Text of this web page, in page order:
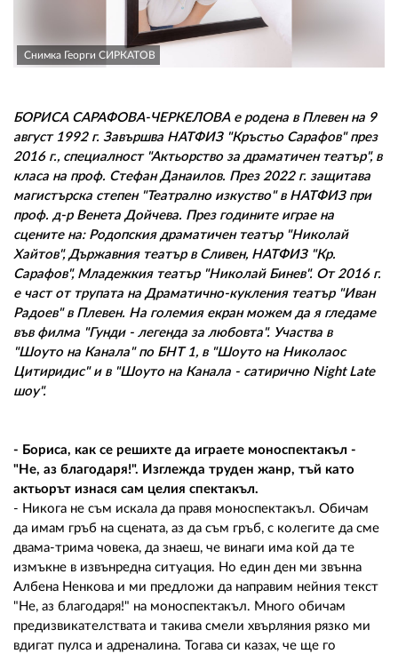
Снимка Георги СИРКАТОВ
БОРИСА САРАФОВА-ЧЕРКЕЛОВА е родена в Плевен на 9
август 1992 г. Завършва НАТФИЗ "Кръстьо Сарафов" през
2016 г., специалност "Актьорство за драматичен театър", в
класа на проф. Стефан Данаилов. През 2022 г. защитава
магистърска степен "Театрално изкуство" в НАТФИЗ при
проф. д-р Венета Дойчева. През годините играе на
сцените на: Родопския драматичен театър "Николай
Хайтов", Държавния театър в Сливен, НАТФИЗ "Кр.
Сарафов", Младежкия театър "Николай Бинев". От 2016 г.
е част от трупата на Драматично-кукления театър "Иван
Радоев" в Плевен. На големия екран можем да я гледаме
във филма "Гунди - легенда за любовта". Участва в
"Шоуто на Канала" по БНТ 1, в "Шоуто на Николаос
Цитиридис" и в "Шоуто на Канала - сатирично Night Late
шоу".
- Бориса, как се решихте да играете моноспектакъл -
"Не, аз благодаря!". Изглежда труден жанр, тъй като
актьорът изнася сам целия спектакъл.
- Никога не съм искала да правя моноспектакъл. Обичам
да имам гръб на сцената, аз да съм гръб, с колегите да сме
двама-трима човека, да знаеш, че винаги има кой да те
измъкне в извънредна ситуация. Но един ден ми звънна
Албена Ненкова и ми предложи да направим нейния текст
"Не, аз благодаря!" на моноспектакъл. Много обичам
предизвикателствата и такива смели хвърляния рязко ми
вдигат пулса и адреналина. Тогава си казах, че ще го
02 975 20 35